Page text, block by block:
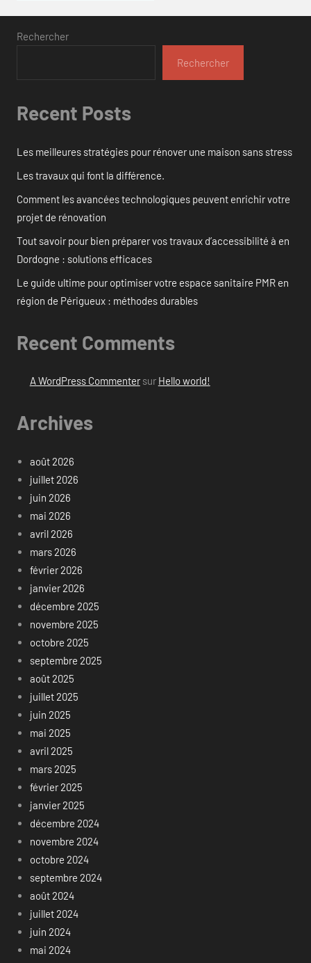
Rechercher
Rechercher
Recent Posts
Les meilleures stratégies pour rénover une maison sans stress
Les travaux qui font la différence.
Comment les avancées technologiques peuvent enrichir votre
projet de rénovation
Tout savoir pour bien préparer vos travaux d’accessibilité à en
Dordogne : solutions efficaces
Le guide ultime pour optimiser votre espace sanitaire PMR en
région de Périgueux : méthodes durables
Recent Comments
A WordPress Commentersur Hello world!
Archives
août 2026
juillet 2026
juin 2026
mai 2026
avril 2026
mars 2026
février 2026
janvier 2026
décembre 2025
novembre 2025
octobre 2025
septembre 2025
août 2025
juillet 2025
juin 2025
mai 2025
avril 2025
mars 2025
février 2025
janvier 2025
décembre 2024
novembre 2024
octobre 2024
septembre 2024
août 2024
juillet 2024
juin 2024
mai 2024